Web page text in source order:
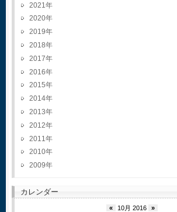
2021
2020
2019
2018
2017
2016
2015
2014
2013
2012
2011
2010
2009
カレンダー
« 10月 2016
»